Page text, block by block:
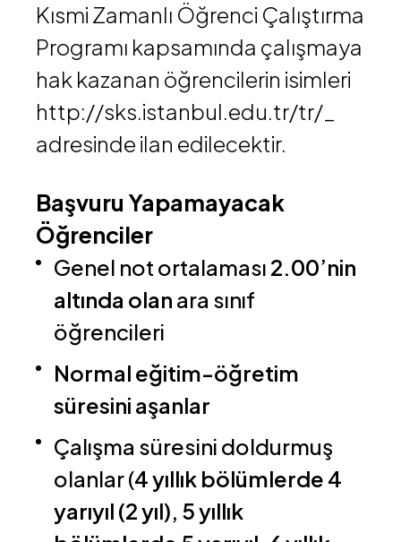
Kısmi Zamanlı Öğrenci Çalıştırma
Programı kapsamında çalışmaya
hak kazanan öğrencilerin isimleri
http://sks.istanbul.edu.tr/tr/
adresinde ilan edilecektir.
Başvuru Yapamayacak
Öğrenciler
Genel not ortalaması 2.00’nin
altında olan ara sınıf
öğrencileri
Normal eğitim-öğretim
süresini aşanlar
Çalışma süresini doldurmuş
olanlar (4 yıllık bölümlerde 4
yarıyıl (2 yıl), 5 yıllık